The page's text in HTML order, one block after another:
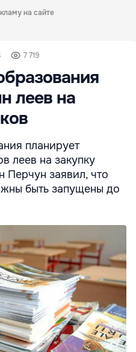
на сайте
7 719
леев на
планирует
леев на закупку
Перчун заявил, что
быть запущены до